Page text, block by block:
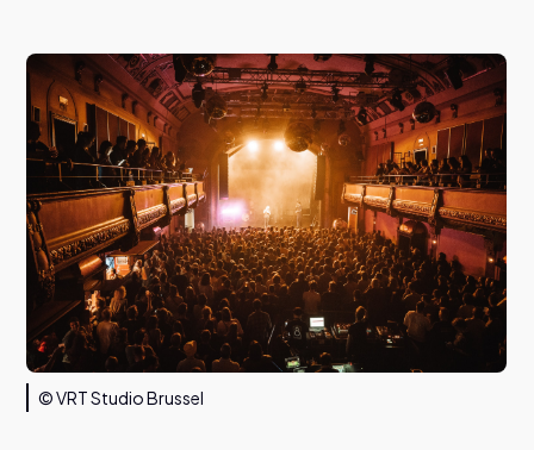
© VRT Studio Brussel